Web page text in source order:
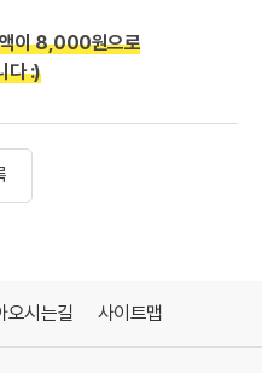
액이 8,000원으로
다 :)
오시는길 사이트맵